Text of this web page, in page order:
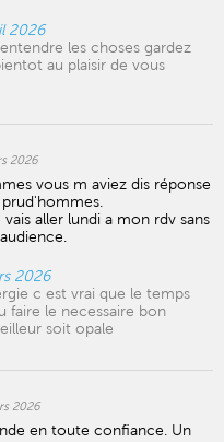
2026
les choses gardez
au plaisir de vous
2026
vous m aviez dis réponse
aller lundi a mon rdv sans
2026
c est vrai que le temps
faire le necessaire bon
soit opale
2026
en toute confiance. Un